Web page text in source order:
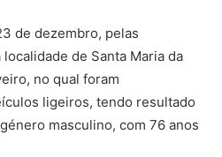
de dezembro, pelas
localidade de Santa Maria da
no qual foram
ligeiros, tendo resultado
masculino, com 76 anos